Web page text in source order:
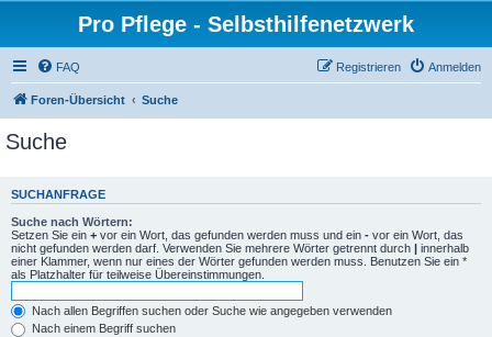
Pro Pflege - Selbsthilfenetzwerk
FAQ Anmelden
Registrieren
Foren-Übersicht Suche
Suche
SUCHANFRAGE
Suche nach Wörtern:
Setzen Sie ein + vor ein Wort, das gefunden werden muss und ein - vor ein Wort, das
nicht gefunden werden darf. Verwenden Sie mehrere Wörter getrennt durch | innerhalb
einer Klammer, wenn nur eines der Wörter gefunden werden muss. Benutzen Sie ein *
als Platzhalter für teilweise Übereinstimmungen.
Nach allen Begriffen suchen oder Suche wie angegeben verwenden
Nach einem Begriff suchen